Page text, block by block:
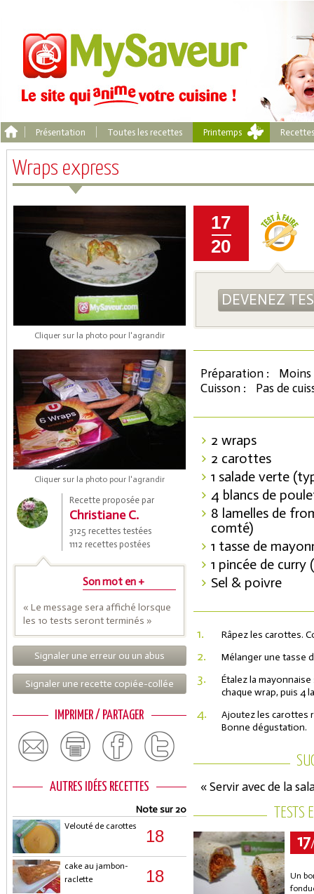
Présentation Toutes les recettes Printemps
Wraps express
Cliquer sur la photo pour l'agrandir
Cliquer sur la photo pour l'agrandir
Recette proposée par
Christiane C.
3125 recettes testées
1112 recettes postées
Son mot en +
« Le message sera affiché lorsque
les 10 tests seront terminés »
Signaler une erreur ou un abus
Signaler une recette copiée-collée
IMPRIMER / PARTAGER
AUTRES IDÉES RECETTES
Note sur 20
Velouté de carottes
18
cake au jambon-
raclette
18
17
20
DEVENEZ
Préparation :
Moins
Cuisson :
Pas de
2 wraps
2 carottes
1 salade verte
4 blancs de
8 lamelles de
comté)
1 tasse de
1 pincée de curry
Sel & poivre
1. Râpez les carottes.
2. Mélanger une tasse
3.
Étalez la
chaque wrap, puis 4
4.
Ajoutez les carottes
Bonne dégustation.
« Servir avec de la
17
Un
Coupons de réduction
Saveurs de l'Année